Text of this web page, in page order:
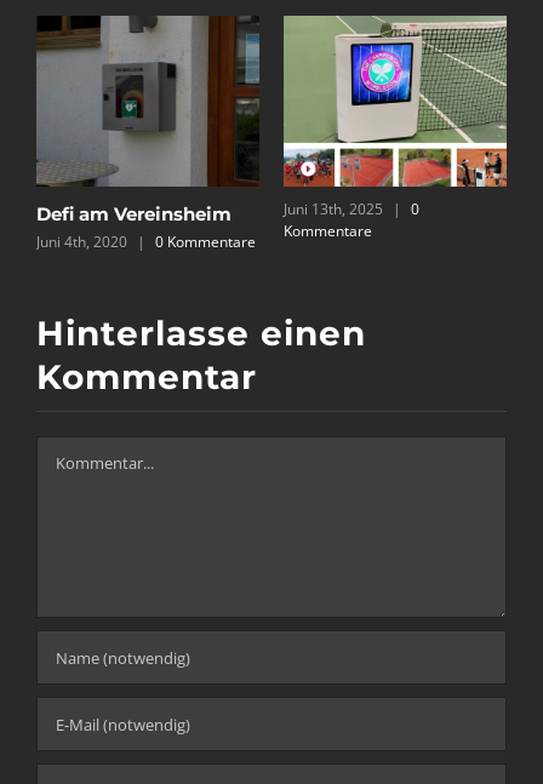
Defi am Vereinsheim
Juni 4th, 2020 | 0 Kommentare
Juni 13th, 2025 |
0
Kommentare
Hinterlasse einen
Kommentar
Kommentar